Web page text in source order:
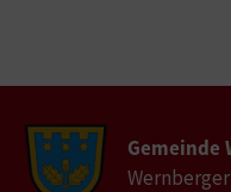
Gemeinde